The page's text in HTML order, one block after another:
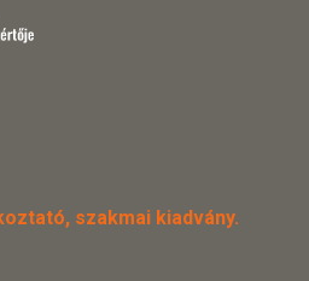
szakmai kiadvány.